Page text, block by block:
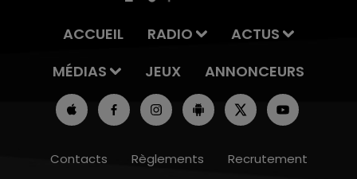
ACCUEIL RADIO
ACTUS
MÉDIAS
JEUX ANNONCEURS
Contacts Règlements Recrutement